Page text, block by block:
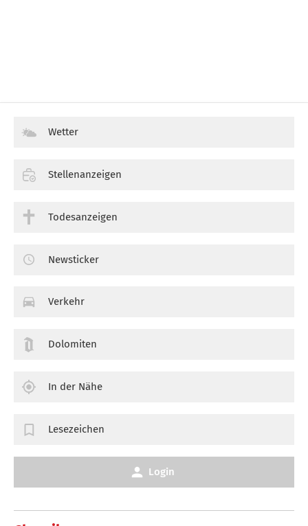
Wetter
Stellenanzeigen
Todesanzeigen
Newsticker
Verkehr
Dolomiten
In der Nähe
Lesezeichen
Login